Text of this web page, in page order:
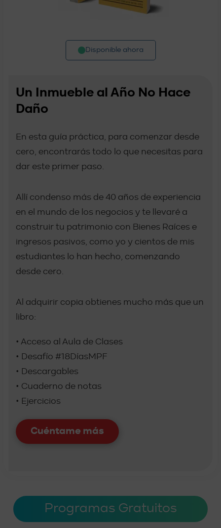
Disponible ahora
Un Inmueble al Año No Hace
Daño
En esta guía práctica, para comenzar desde
cero, encontrarás todo lo que necesitas para
dar este primer paso.
Allí condenso más de 40 años de experiencia
en el mundo de los negocios y te llevaré a
construir tu patrimonio con Bienes Raíces e
ingresos pasivos, como yo y cientos de mis
estudiantes lo han hecho, comenzando
desde cero.
Al adquirir copia obtienes mucho más que un
libro:
• Acceso al Aula de Clases
• Desafío #18DíasMPF
• Descargables
• Cuaderno de notas
• Ejercicios
Cuéntame más
Programas Gratuitos